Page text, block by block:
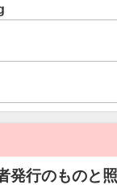
発行のものと